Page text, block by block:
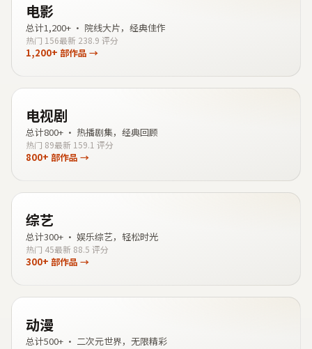
电影
总计1,200+ · 院线大片，经典佳作
热门 156最新 238.9 评分
1,200+ 部作品 →
电视剧
总计800+ · 热播剧集，经典回顾
热门 89最新 159.1 评分
800+ 部作品 →
综艺
总计300+ · 娱乐综艺，轻松时光
热门 45最新 88.5 评分
300+ 部作品 →
动漫
总计500+ · 二次元世界，无限精彩